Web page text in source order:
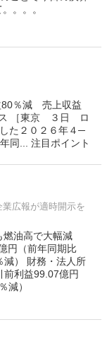
。。。
80％減 売上収益
ス ［東京 ３日 ロ
た２０２６年４─
同... 注目ポイント
広報が適時開示を
燃油高で大幅減
円（前年同期比
減） 財務・法人所
利益99.07億円
減）